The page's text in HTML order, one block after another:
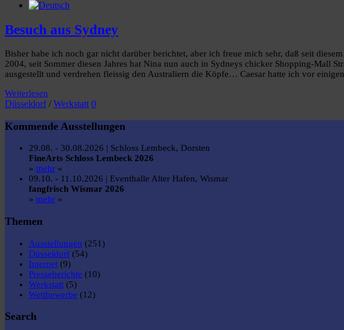
Besuch aus Sydney
Bisher habe ich noch gar nicht darüber berichtet, aber ich freue mich sehr, daß seit
2004, seit Sommer diesen Jahres hat Nina nun auch in Sydneys chicker Shopping-Mall
ausgestellt und verdrehen fleissig den Australiern die Köpfe… Caesar hatte ich vor
Weiterlesen
Düsseldorf/ Werkstatt 0
Kommende Ausstellungen
29.08. - 30.08.2026 | Schloss Lembeck, Dorsten
FineArts Schloss Lembeck 2026
» mehr «
09.10. - 11.10.2026 | Eventhalle Alter Hafen, Wismar
fangfrisch Wismar 2026
» mehr «
Themen
Ausstellungen (251)
Düsseldorf (54)
Internet (9)
Presseberichte (10)
Werkstatt (5)
Wettbewerbe (12)
Search